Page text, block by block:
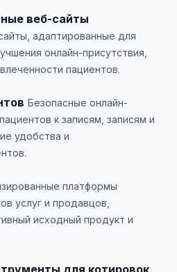
веб-сайты
адаптированные для
онлайн-присутствия,
пациентов.
Безопасные онлайн-
к записям, записям и
удобства и
платформы
услуг и продавцов,
исходный продукт и
для котировок